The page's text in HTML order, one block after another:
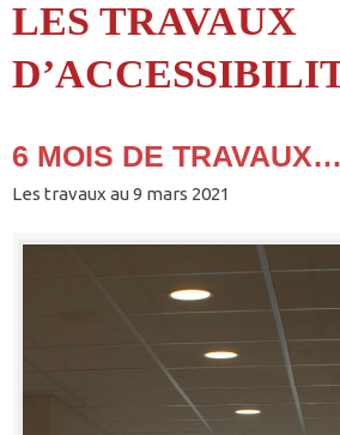
LES TRAVAUX
6 MOIS DE TRAVAUX…
Les travaux au 9 mars 2021